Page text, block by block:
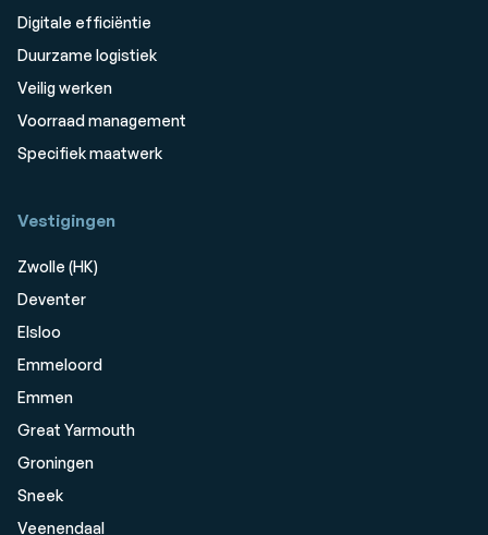
Digitale efficiëntie
Duurzame logistiek
Veilig werken
Voorraad management
Specifiek maatwerk
Vestigingen
Zwolle (HK)
Deventer
Elsloo
Emmeloord
Emmen
Great Yarmouth
Groningen
Sneek
Veenendaal